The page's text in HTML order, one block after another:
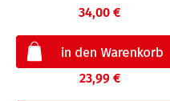
34,00 €
23,99 €